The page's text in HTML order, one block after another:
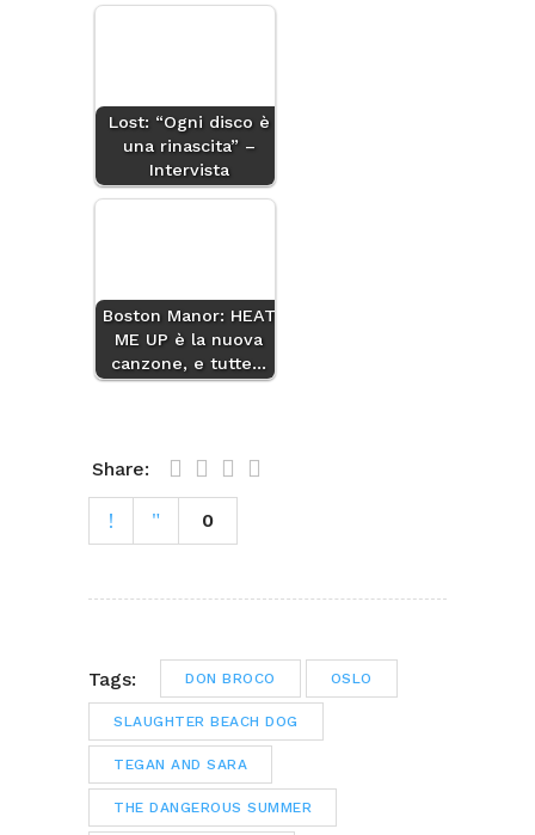
Lost: “Ogni disco è
una rinascita” –
Intervista
Boston Manor: HEAT
ME UP è la nuova
canzone, e tutte…
Share:
0
Tags: DON BROCO OSLO
SLAUGHTER BEACH DOG
TEGAN AND SARA
THE DANGEROUS SUMMER